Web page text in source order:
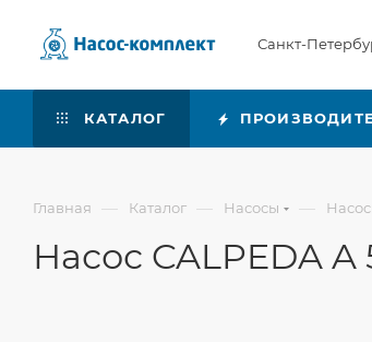
Санкт-
КАТАЛОГ
Главная — Каталог — Насосы —
Насос CALPEDA A